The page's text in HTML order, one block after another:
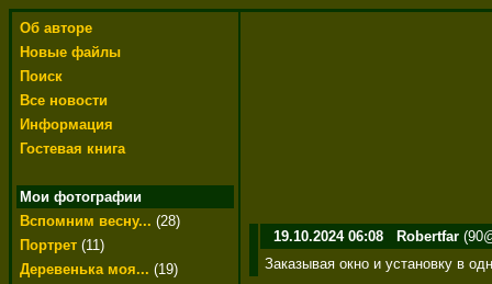
Об авторе
Новые файлы
Поиск
Все новости
Информация
Гостевая книга
Мои фотографии
Вспомним весну... (28)
Портрет (11)
Деревенька моя... (19)
19.10.2024 06:08 Robertfar
Заказывая окно и установку в